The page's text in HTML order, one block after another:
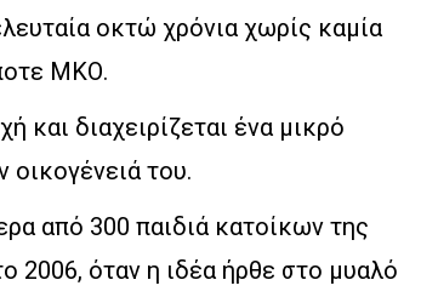
οκτώ χρόνια χωρίς καμία
ΜΚΟ.
και διαχειρίζεται ένα μικρό
οικογένειά του.
από 300 παιδιά κατοίκων της
2006, όταν η ιδέα ήρθε στο μυαλό